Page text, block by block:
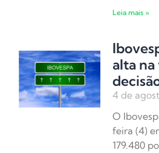
Leia mais »
alta na
4 de
O
feira (4)
179.480